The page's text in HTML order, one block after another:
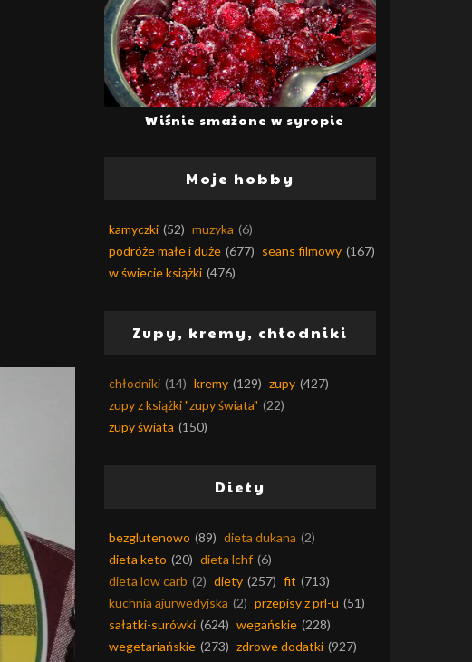
Wiśnie smażone w syropie
Moje hobby
kamyczki (52) muzyka (6)
podróże małe i duże (677) seans filmowy (167)
w świecie książki (476)
Zupy, kremy, chłodniki
chłodniki (14) kremy (129) zupy (427)
zupy z książki "zupy świata" (22)
zupy świata (150)
Diety
bezglutenowo (89) dieta dukana (2)
dieta keto (20) dieta lchf (6)
dieta low carb (2) diety (257) fit (713)
kuchnia ajurwedyjska (2) przepisy z prl-u (51)
sałatki-surówki (624) wegańskie (228)
wegetariańskie (273) zdrowe dodatki (927)